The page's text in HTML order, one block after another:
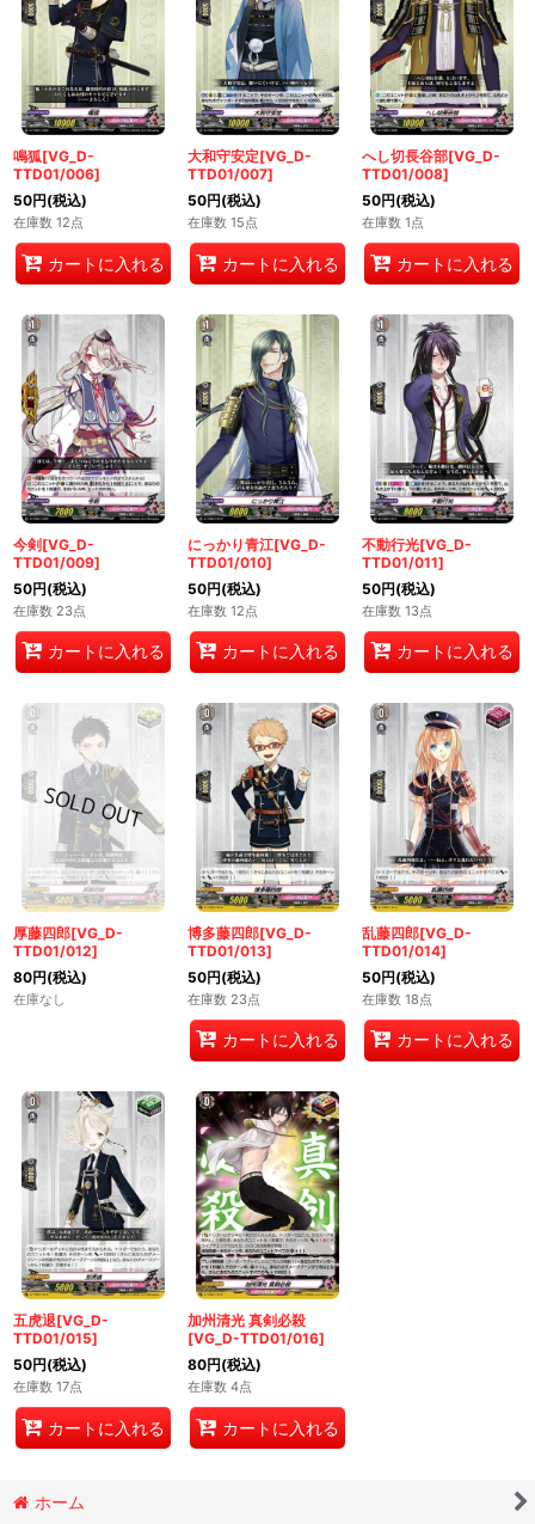
鳴狐[VG_D-
TTD01/006]
50円(税込)
在庫数 12点
カートに入れる
大和守安定[VG_D-
TTD01/007]
50円(税込)
在庫数 15点
カートに入れる
へし切長谷部[VG_D-
TTD01/008]
50円(税込)
在庫数 1点
カートに入れる
今剣[VG_D-
TTD01/009]
50円(税込)
在庫数 23点
カートに入れる
にっかり青江[VG_D-
TTD01/010]
50円(税込)
在庫数 12点
カートに入れる
不動行光[VG_D-
TTD01/011]
50円(税込)
在庫数 13点
カートに入れる
厚藤四郎[VG_D-
TTD01/012]
80円(税込)
在庫なし
博多藤四郎[VG_D-
TTD01/013]
50円(税込)
在庫数 23点
カートに入れる
乱藤四郎[VG_D-
TTD01/014]
50円(税込)
在庫数 18点
カートに入れる
五虎退[VG_D-
TTD01/015]
50円(税込)
在庫数 17点
カートに入れる
加州清光 真剣必殺
[VG_D-TTD01/016]
80円(税込)
在庫数 4点
カートに入れる
ホーム